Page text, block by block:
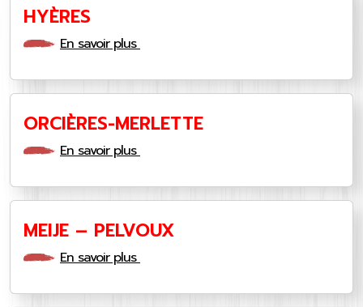
HYÈRES
En savoir plus
ORCIÈRES-MERLETTE
En savoir plus
MEIJE – PELVOUX
En savoir plus